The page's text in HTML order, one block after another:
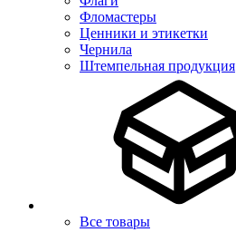
Фломастеры
Ценники и этикетки
Чернила
Штемпельная продукция
Все товары